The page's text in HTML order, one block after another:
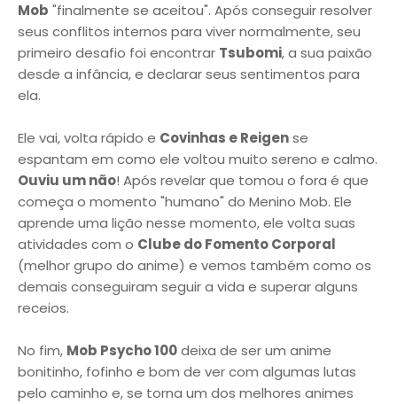
Mob "finalmente se aceitou". Após conseguir resolver
seus conflitos internos para viver normalmente, seu
primeiro desafio foi encontrar Tsubomi, a sua paixão
desde a infância, e declarar seus sentimentos para
ela.
Ele vai, volta rápido e Covinhas e Reigense
espantam em como ele voltou muito sereno e calmo.
Ouviu um não! Após revelar que tomou o fora é que
começa o momento "humano" do Menino Mob. Ele
aprende uma lição nesse momento, ele volta suas
atividades com o Clube do Fomento Corporal
(melhor grupo do anime) e vemos também como os
demais conseguiram seguir a vida e superar alguns
receios.
No fim, Mob Psycho 100deixa de ser um anime
bonitinho, fofinho e bom de ver com algumas lutas
pelo caminho e, se torna um dos melhores animes